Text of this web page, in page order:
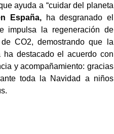
ayuda a “cuidar del planeta
España,ha desgranado el
impulsa la regeneración de
CO2, demostrando que la
ha destacado el acuerdo con
y acompañamiento: gracias
toda la Navidad a niños